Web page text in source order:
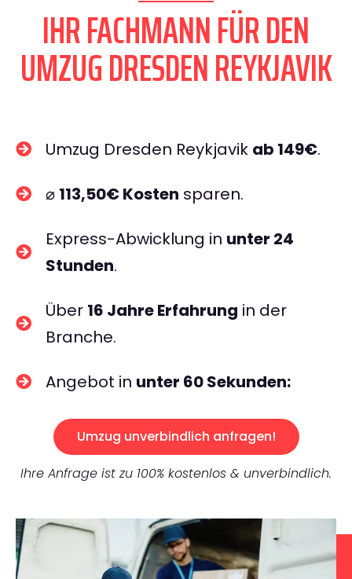
IHR FACHMANN FÜR DEN
UMZUG DRESDEN REYKJAVIK
Umzug Dresden Reykjavik ab 149€.
⌀ 113,50€ Kosten sparen.
Express-Abwicklung in unter 24
Stunden.
Über 16 Jahre Erfahrung in der
Branche.
Angebot in unter 60 Sekunden:
Umzug unverbindlich anfragen!
Ihre Anfrage ist zu 100% kostenlos & unverbindlich.